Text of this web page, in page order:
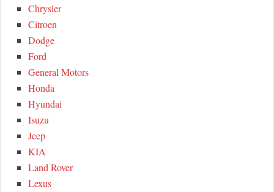
Chrysler
Citroen
Dodge
Ford
General Motors
Honda
Hyundai
Isuzu
Jeep
KIA
Land Rover
Lexus